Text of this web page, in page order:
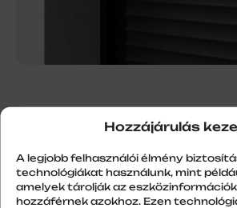
Hozzájárulás
A legjobb felhasználói élmény
technológiákat használunk, mint
amelyek tárolják az
hozzáférnek azokhoz. Ezen
Ügyfélszolgálat
+36 30 213 1140